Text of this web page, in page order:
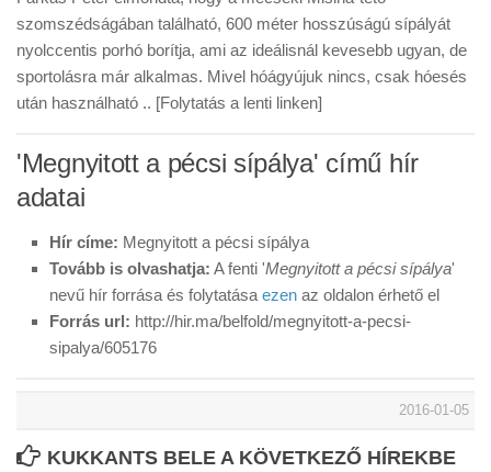
szomszédságában található, 600 méter hosszúságú sípályát
nyolccentis porhó borítja, ami az ideálisnál kevesebb ugyan, de
sportolásra már alkalmas. Mivel hóágyújuk nincs, csak hóesés
után használható .. [Folytatás a lenti linken]
'Megnyitott a pécsi sípálya' című hír
adatai
Hír címe: Megnyitott a pécsi sípálya
Tovább is olvashatja: A fenti 'Megnyitott a pécsi sípálya'
nevű hír forrása és folytatásaezen az oldalon érhető el
Forrás url: http://hir.ma/belfold/megnyitott-a-pecsi-
sipalya/605176
2016-01-05
KUKKANTS BELE A KÖVETKEZŐ HÍREKBE